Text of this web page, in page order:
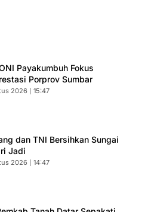
Payakumbuh Fokus
Porprov Sumbar
2026 | 15:47
dan TNI Bersihkan Sungai
Jadi
2026 | 14:47